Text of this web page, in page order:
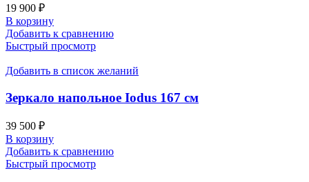
19 900 ₽
В корзину
Добавить к сравнению
Быстрый просмотр
Добавить в список желаний
Зеркало напольное Iodus 167 см
39 500 ₽
В корзину
Добавить к сравнению
Быстрый просмотр